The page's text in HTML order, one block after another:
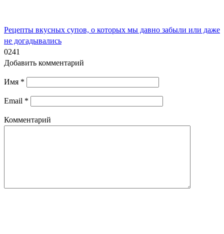
Рецепты вкусных супов, о которых мы давно забыли или даже
не догадывались
0241
Добавить комментарий
Имя *
Email *
Комментарий